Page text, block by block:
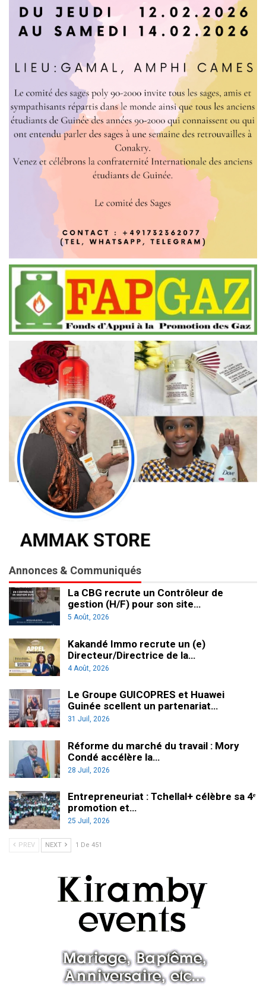
Annonces & Communiqués
La CBG recrute un Contrôleur de
gestion (H/F) pour son site…
5 Août, 2026
Kakandé Immo recrute un (e)
Directeur/Directrice de la…
4 Août, 2026
Le Groupe GUICOPRES et Huawei
Guinée scellent un partenariat…
31 Juil, 2026
Réforme du marché du travail : Mory
Condé accélère la…
28 Juil, 2026
Entrepreneuriat : Tchellal+ célèbre sa 4ᵉ
promotion et…
25 Juil, 2026
PREV NEXT 1 De 451